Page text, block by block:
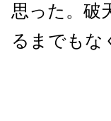
思った。破
るまでもな